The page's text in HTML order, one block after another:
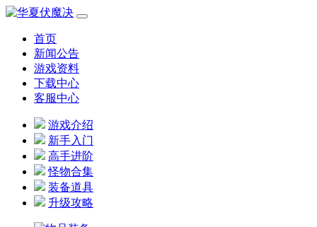
首页
新闻公告
游戏资料
下载中心
客服中心
游戏介绍
新手入门
高手进阶
怪物合集
装备道具
升级攻略